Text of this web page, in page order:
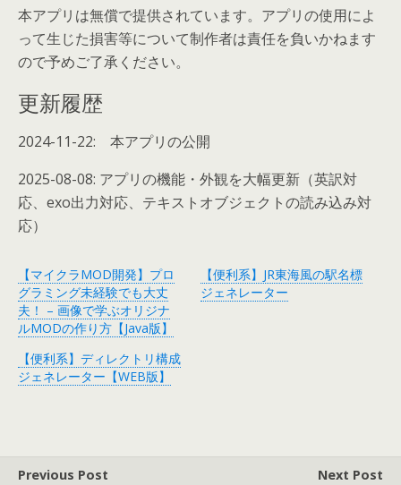
本アプリは無償で提供されています。アプリの使用によ
って生じた損害等について制作者は責任を負いかねます
ので予めご了承ください。
更新履歴
2024-11-22: 本アプリの公開
2025-08-08: アプリの機能・外観を大幅更新（英訳対
応、exo出力対応、テキストオブジェクトの読み込み対
応）
【マイクラMOD開発】プロ
グラミング未経験でも大丈
夫！ – 画像で学ぶオリジナ
ルMODの作り方【Java版】
【便利系】JR東海風の駅名標
ジェネレーター
【便利系】ディレクトリ構成
ジェネレーター【WEB版】
Previous Post
Next Post